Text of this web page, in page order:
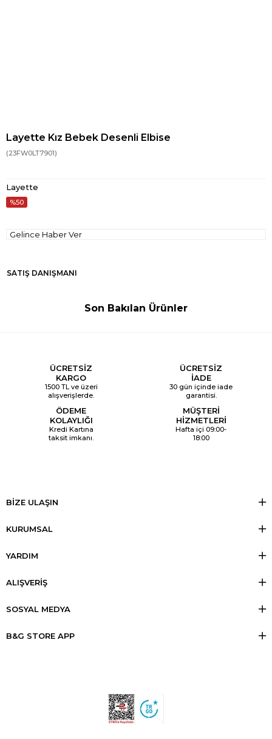
Layette Kız Bebek Desenli Elbise
(23FW0LT7901)
Layette
50
Gelince Haber Ver
SATIŞ DANIŞMANI
Son Bakılan Ürünler
ÜCRETSİZ
KARGO
1500 TL ve üzeri
alışverişlerde.
ÜCRETSİZ
İADE
30 gün içinde iade
garantisi.
ÖDEME
KOLAYLIĞI
Kredi Kartına
taksit imkanı.
MÜŞTERİ
HİZMETLERİ
Hafta içi 09:00-
18:00
BİZE ULAŞIN
KURUMSAL
YARDIM
ALIŞVERİŞ
SOSYAL MEDYA
B&G STORE APP